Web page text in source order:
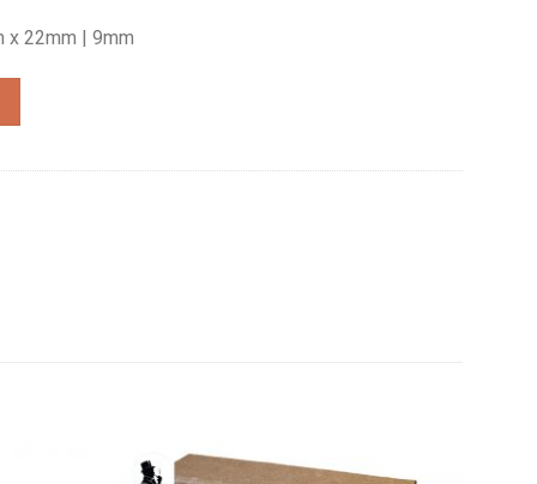
x 22mm | 9mm
POT số lượng